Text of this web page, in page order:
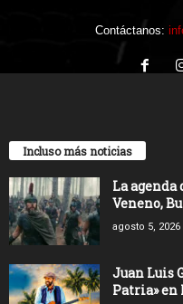
Contáctanos:
Incluso más noticias
La agenda
Veneno,
agosto 5, 2026
Juan Luis
Patria» en